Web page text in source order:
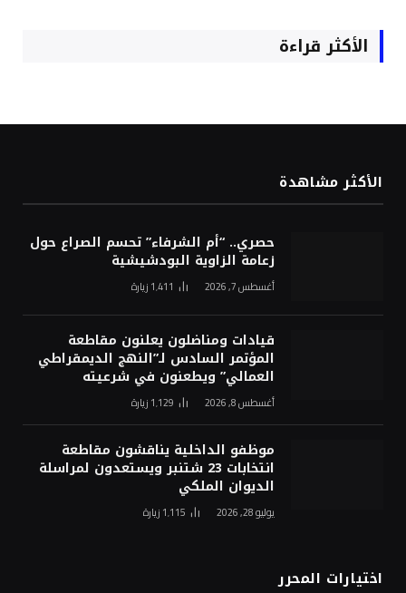
الأكثر قراءة
الأكثر مشاهدة
حصري.. “أم الشرفاء” تحسم الصراع حول
زعامة الزاوية البودشيشية
أغسطس 7, 2026 1٬411 زيارة
قيادات ومناضلون يعلنون مقاطعة
المؤتمر السادس لـ”النهج الديمقراطي
العمالي” ويطعنون في شرعيته
أغسطس 8, 2026 1٬129 زيارة
موظفو الداخلية يناقشون مقاطعة
انتخابات 23 شتنبر ويستعدون لمراسلة
الديوان الملكي
يوليو 28, 2026 1٬115 زيارة
اختيارات المحرر